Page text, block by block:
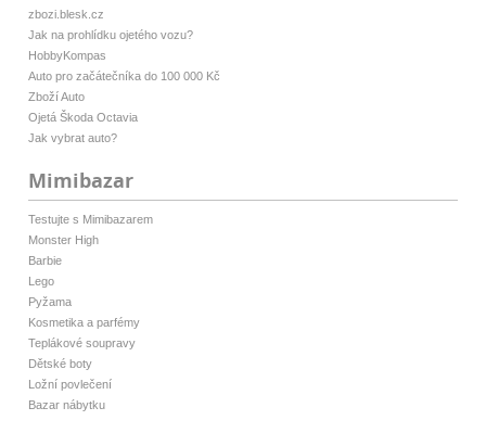
zbozi.blesk.cz
Jak na prohlídku ojetého vozu?
HobbyKompas
Auto pro začátečníka do 100 000 Kč
Zboží Auto
Ojetá Škoda Octavia
Jak vybrat auto?
Mimibazar
Testujte s Mimibazarem
Monster High
Barbie
Lego
Pyžama
Kosmetika a parfémy
Teplákové soupravy
Dětské boty
Ložní povlečení
Bazar nábytku